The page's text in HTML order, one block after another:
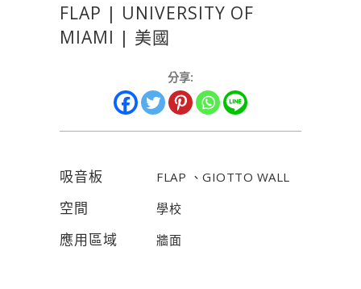
FLAP | UNIVERSITY OF
MIAMI | 美國
分享:
吸音板 FLAP 、GIOTTO WALL
空間 學校
應用區域 牆面